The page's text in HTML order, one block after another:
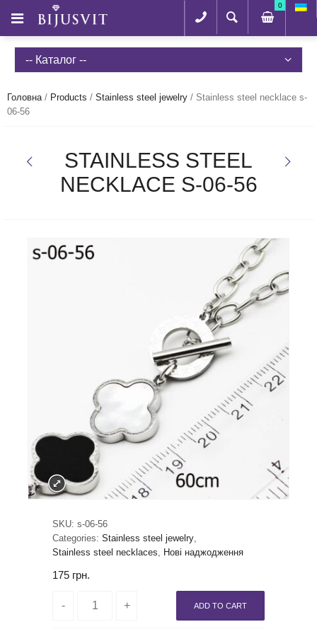
0
-- Каталог --
Головна/ Products / Stainless steel jewelry / Stainless steel necklace s-
06-56
STAINLESS STEEL
NECKLACE S-06-56
SKU: s-06-56
Categories: Stainless steel jewelry,
Stainless steel necklaces, Нові наджодження
175 грн.
ADD TO CART